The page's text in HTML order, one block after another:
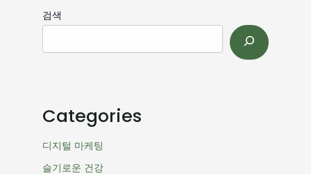
검색
Categories
디지털 마케팅
슬기로운 건강